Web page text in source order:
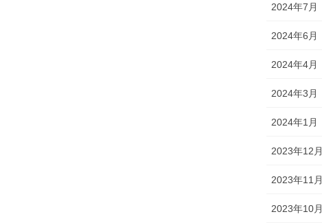
2024年7月
2024年6月
2024年4月
2024年3月
2024年1月
2023年12月
2023年11月
2023年10月